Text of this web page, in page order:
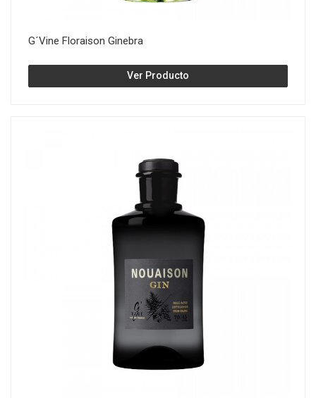
G´Vine Floraison Ginebra
Ver Producto